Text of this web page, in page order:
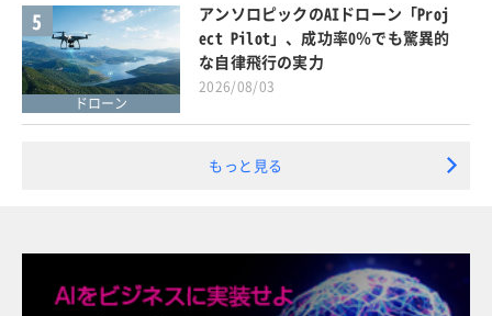
5
ドローン
アンソロピックのAIドローン「Proj
ect Pilot」、成功率0％でも驚異的
な自律飛行の実力
2026/08/03
もっと見る